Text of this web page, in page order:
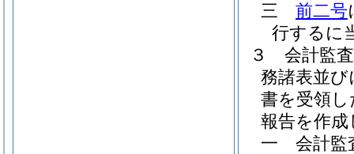
三
前二号
行するに
３
会計監
務諸表並び
書を受領
報告を作
一
会計監